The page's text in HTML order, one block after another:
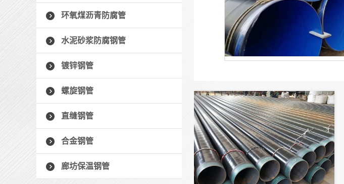
环氧煤沥青防腐管
水泥砂浆防腐钢管
镀锌钢管
螺旋钢管
直缝钢管
合金钢管
廊坊保温钢管
+ 了解详情 +